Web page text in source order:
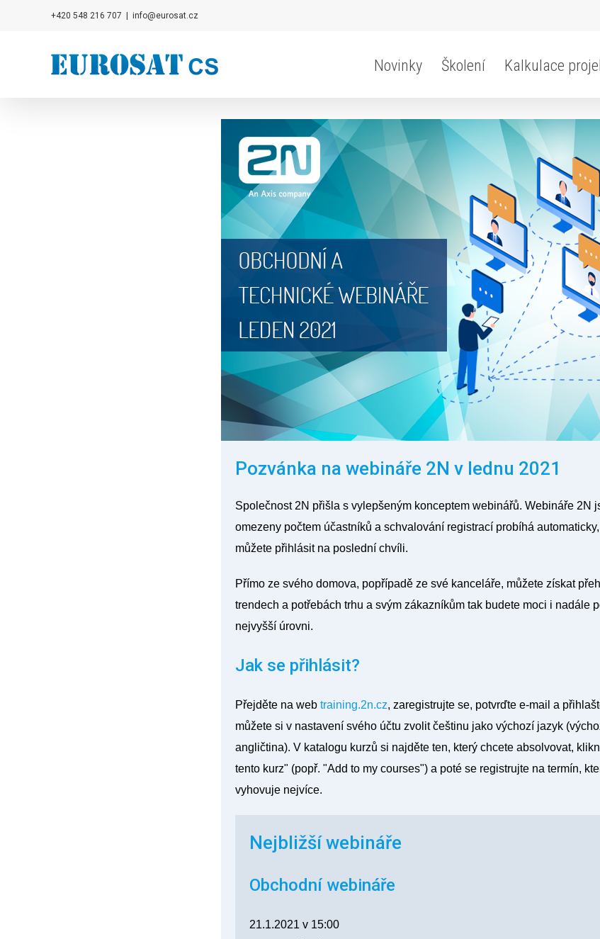
+420 548 216 707 info@eurosat.cz
Novinky Školení Kalkulace
Pozvánka na webináře 2N v lednu 2021
Společnost 2N přišla s vylepšeným konceptem webinářů. Webináře 2N
omezeny počtem účastníků a schvalování registrací probíhá
můžete přihlásit na poslední chvíli.
Přímo ze svého domova, popřípadě ze své kanceláře, můžete získat
trendech a potřebách trhu a svým zákazníkům tak budete moci i nadále
nejvyšší úrovni.
Jak se přihlásit?
Přejděte na web training.2n.cz, zaregistrujte se, potvrďte e-mail a
můžete si v nastavení svého účtu zvolit češtinu jako výchozí jazyk
angličtina). V katalogu kurzů si najděte ten, který chcete absolvovat,
tento kurz" (popř. "Add to my courses") a poté se registrujte na termín,
vyhovuje nejvíce.
Nejbližší webináře
Obchodní webináře
21.1.2021 v 15:00